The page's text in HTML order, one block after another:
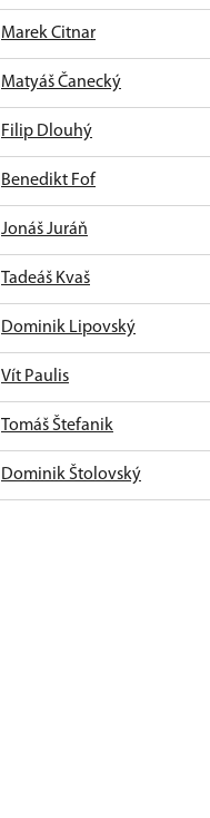
Marek Citnar
Matyáš Čanecký
Filip Dlouhý
Benedikt Fof
Jonáš Juráň
Tadeáš Kvaš
Dominik Lipovský
Vít Paulis
Tomáš Štefanik
Dominik Štolovský